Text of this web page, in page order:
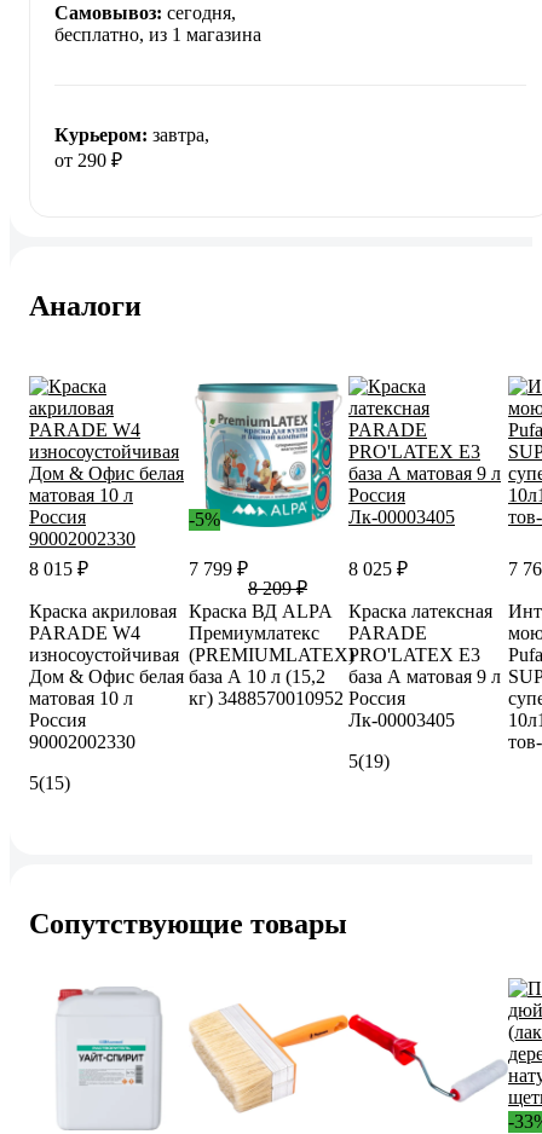
Самовывоз: сегодня,
бесплатно, из 1 магазина
Курьером: завтра,
от 290 ₽
Аналоги
8 015 ₽
Краска акриловая
PARADE W4
износоустойчивая
Дом & Офис белая
матовая 10 л
Россия
90002002330
5(15)
-5%
7 799 ₽
8 209 ₽
Краска ВД ALPA
Премиумлатекс
(PREMIUMLATEX)
база А 10 л (15,2
кг) 3488570010952
8 025 ₽
Краска латексная
PARADE
PRO'LATEX Е3
база А матовая 9 л
Россия
Лк-00003405
5(19)
7
Сопутствующие товары
-